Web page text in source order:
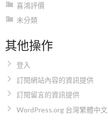
喜鴻評價
未分類
其他操作
登入
訂閱網站內容的資訊提供
訂閱留言的資訊提供
WordPress.org 台灣繁體中文